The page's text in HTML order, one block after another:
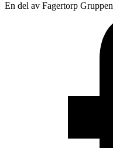
En del av Fagertorp Gruppen